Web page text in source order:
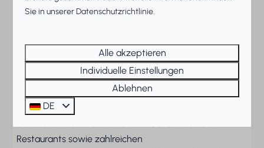
und das Haus hat einen Aufzug, sodass das Apartment
Beach Resort Makkum und die
Umgebung entdecken
Zuiderzee State ist Teil des vielseitigen
Makkum , von wo aus du direkten Zugang zum Strand,
Restaurants sowie zahlreichen
Sie in unsererDatenschutzrichtlinie.
Alle akzeptieren
Individuelle Einstellungen
Ablehnen
DE